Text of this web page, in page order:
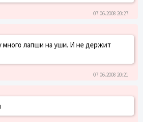
07.06.2008 20:27
много лапши на уши. И не держит
07.06.2008 20:21